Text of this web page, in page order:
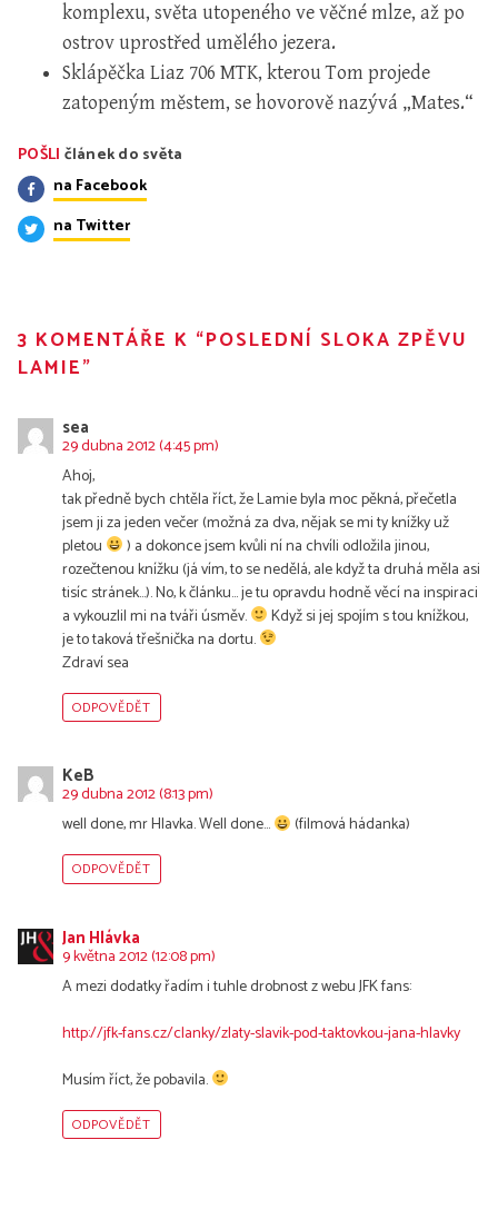
komplexu, světa utopeného ve věčné mlze, až po
ostrov uprostřed umělého jezera.
Sklápěčka Liaz 706 MTK, kterou Tom projede
zatopeným městem, se hovorově nazývá „Mates.“
POŠLI článek do světa
na Facebook
na Twitter
3 KOMENTÁŘE K “POSLEDNÍ SLOKA ZPĚVU
LAMIE”
sea
29 dubna 2012 (4:45 pm)
Ahoj,
tak předně bych chtěla říct, že Lamie byla moc pěkná, přečetla
jsem ji za jeden večer (možná za dva, nějak se mi ty knížky už
pletou
) a dokonce jsem kvůli ní na chvíli odložila jinou,
rozečtenou knížku (já vím, to se nedělá, ale když ta druhá měla asi
tisíc stránek…). No, k článku… je tu opravdu hodně věcí na inspiraci
a vykouzlil mi na tváři úsměv.
Když si jej spojím s tou knížkou,
je to taková třešnička na dortu.
Zdraví sea
ODPOVĚDĚT
KeB
29 dubna 2012 (8:13 pm)
well done, mr Hlavka. Well done…
(filmová hádanka)
ODPOVĚDĚT
Jan Hlávka
9 května 2012 (12:08 pm)
A mezi dodatky řadím i tuhle drobnost z webu JFK fans:
http://jfk-fans.cz/clanky/zlaty-slavik-pod-taktovkou-jana-hlavky
Musím říct, že pobavila.
ODPOVĚDĚT